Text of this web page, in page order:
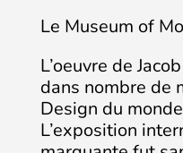
Le Museum of
L’oeuvre de
dans nombre de
Design du
L’exposition